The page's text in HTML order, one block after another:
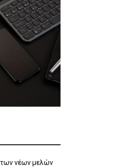
των νέων μελών